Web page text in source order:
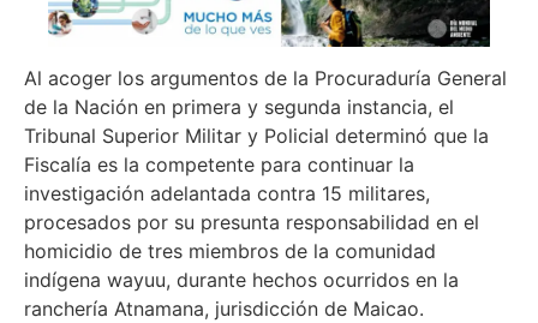
Al acoger los argumentos de la Procuraduría General
de la Nación en primera y segunda instancia, el
Tribunal Superior Militar y Policial determinó que la
Fiscalía es la competente para continuar la
investigación adelantada contra 15 militares,
procesados por su presunta responsabilidad en el
homicidio de tres miembros de la comunidad
indígena wayuu, durante hechos ocurridos en la
ranchería Atnamana, jurisdicción de Maicao.